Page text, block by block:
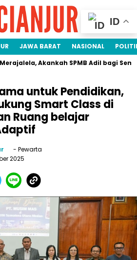
JAWA BARAT NASIONAL
Akankah SPMB Adil bagi Semua? Ini
untuk Pendidikan,
Smart Class di
Ruang belajar
- Pewarta
2025
ID